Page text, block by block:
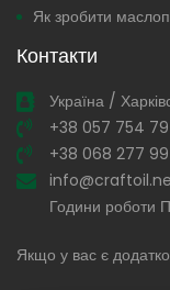
Як зробити
Контакти
Україна /
+38 057 754
+38 068 277
Години роботи
Якщо у вас є